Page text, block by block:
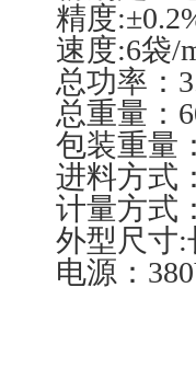
精度
速度:6袋/
总功率：
总重量：
包装重量
进料方式
计量方式
外型尺寸:
电源：